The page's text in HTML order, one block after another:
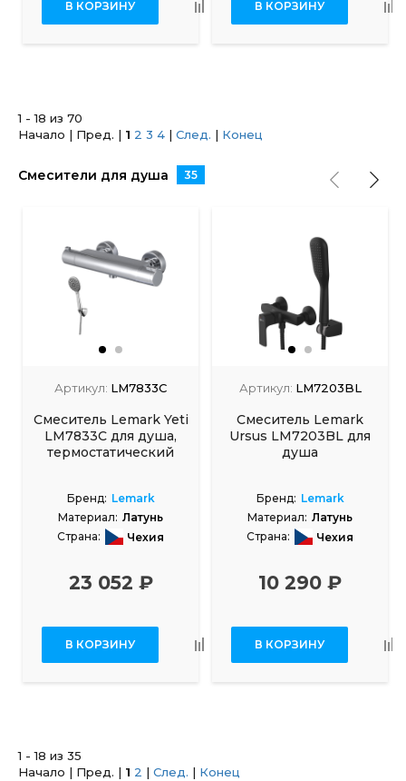
В КОРЗИНУ В КОРЗИНУ
1 - 18 из 70
Начало | Пред. | 1 2 3 4 | След. | Конец
Смесители для душа 35
Артикул: LM7833C
Смеситель Lemark Yeti
LM7833C для душа,
термостатический
Бренд: Lemark
Материал: Латунь
Страна:
Чехия
23 052 ₽
В КОРЗИНУ
Артикул: LM7203BL
Смеситель Lemark
Ursus LM7203BL для
душа
Бренд: Lemark
Материал: Латунь
Страна:
Чехия
10 290 ₽
В КОРЗИНУ
1 - 18 из 35
Начало | Пред. | 1 2 | След. | Конец